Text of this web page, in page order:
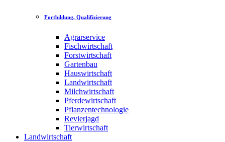
Fortbildung, Qualifizierung
Agrarservice
Fischwirtschaft
Forstwirtschaft
Gartenbau
Hauswirtschaft
Landwirtschaft
Milchwirtschaft
Pferdewirtschaft
Pflanzentechnologie
Revierjagd
Tierwirtschaft
Landwirtschaft